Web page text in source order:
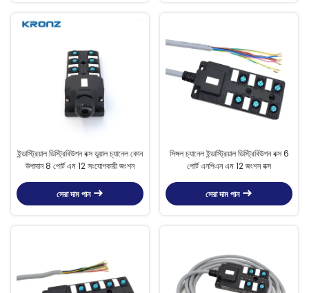
ইন্ডাস্ট্রিয়াল ডিস্ট্রিবিউশন বক্স ডুয়াল চ্যানেল কোন
উপাদান 8 পোর্ট এম 12 সংযোগকারী জংশন
সেরা দাম পান
সিঙ্গল চ্যানেল ইন্ডাস্ট্রিয়াল ডিস্ট্রিবিউশন বক্স 6
পোর্ট এনপিএন এম 12 জংশন বক্স
সেরা দাম পান